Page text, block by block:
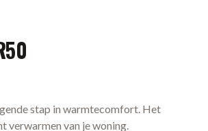
stap in warmtecomfort. Het
verwarmen van je woning.